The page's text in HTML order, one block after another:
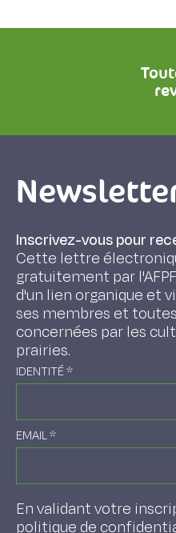
Inscrivez-vous pour
Cette lettre
gratuitement par
d'un lien organique et
ses membres et
concernées par les
prairies.
IDENTITÉ*
EMAIL*
En validant votre
politique de